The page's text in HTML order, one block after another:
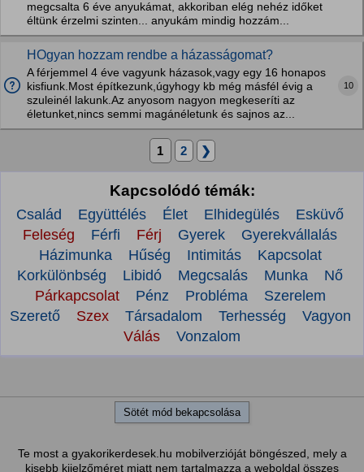
megcsalta 6 éve anyukámat, akkoriban elég nehéz időket
éltünk érzelmi szinten... anyukám mindig hozzám...
HOgyan hozzam rendbe a házasságomat?
A férjemmel 4 éve vagyunk házasok,vagy egy 16 honapos
kisfiunk.Most építkezunk,úgyhogy kb még másfél évig a
szuleinél lakunk.Az anyosom nagyon megkeseríti az
életunket,nincs semmi magánéletunk és sajnos az...
10
1 2 ❯
Kapcsolódó témák:
Család Együttélés Élet Elhidegülés
Esküvő
Feleség
Férfi Férj Gyerek
Gyerekvállalás
Házimunka
Hűség Intimitás
Kapcsolat
Korkülönbség
Libidó Megcsalás Munka
Nő
Párkapcsolat
Pénz Probléma
Szerelem
Szerető
Szex Társadalom Terhesség
Vagyon
Válás
Vonzalom
Sötét mód bekapcsolása
Te most a gyakorikerdesek.hu mobilverzióját böngészed, mely a
kisebb kijelzőméret miatt nem tartalmazza a weboldal összes